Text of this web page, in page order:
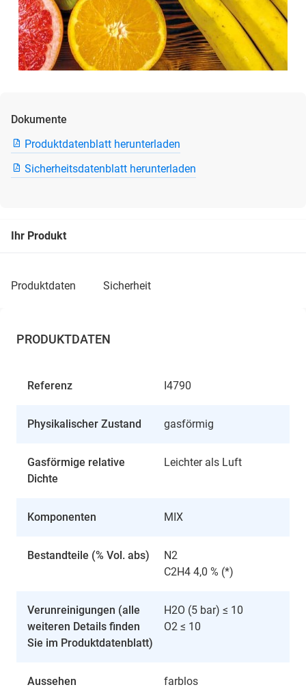
Dokumente
Produktdatenblatt herunterladen
Sicherheitsdatenblatt herunterladen
Ihr Produkt
produktdaten sicherheit
PRODUKTDATEN
Referenz I4790
Physikalischer Zustand gasförmig
Gasförmige relative
Dichte
Leichter als Luft
Komponenten MIX
Bestandteile (% Vol. abs)
N2
C2H4 4,0 % (*)
Verunreinigungen (alle
weiteren Details finden
Sie im Produktdatenblatt)
H2O (5 bar) ≤ 10
O2 ≤ 10
Aussehen farblos